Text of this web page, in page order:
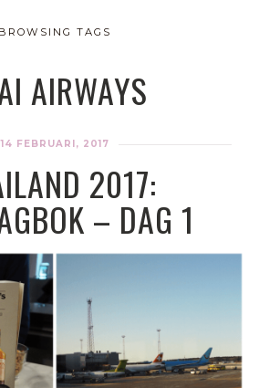
BROWSING TAGS
AIRWAYS
14 FEBRUARI, 2017
2017:
– DAG 1